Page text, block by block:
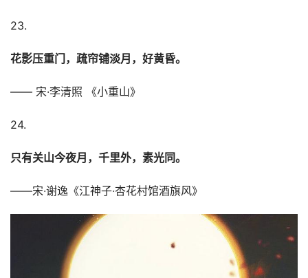
23.
花影压重门，疏帘铺淡月，好黄昏。
—— 宋·李清照 《小重山》
24.
只有关山今夜月，千里外，素光同。
——宋·谢逸《江神子·杏花村馆酒旗风》